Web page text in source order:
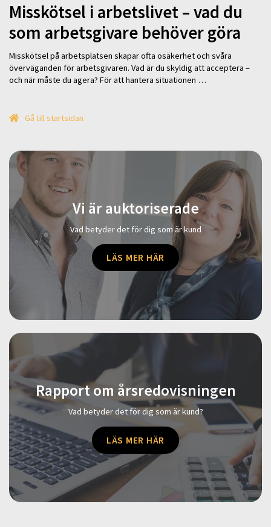
Misskötsel i arbetslivet – vad du
som arbetsgivare behöver göra
Misskötsel på arbetsplatsen skapar ofta osäkerhet och svåra
överväganden för arbetsgivaren. Vad är du skyldig att acceptera –
och när måste du agera? För att hantera situationen …
Gå till startsidan
Vi är auktoriserade
Vad betyder det för dig som är kund
LÄS MER HÄR
Rapport om årsredovisningen
Vad betyder det för dig som är kund?
LÄS MER HÄR